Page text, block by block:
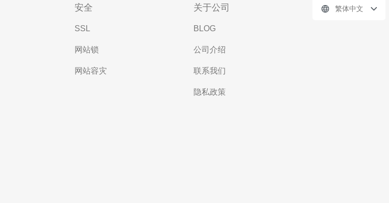
安全
SSL
网站锁
网站容灾
关于公司
BLOG
公司介绍
联系我们
隐私政策
繁体中文